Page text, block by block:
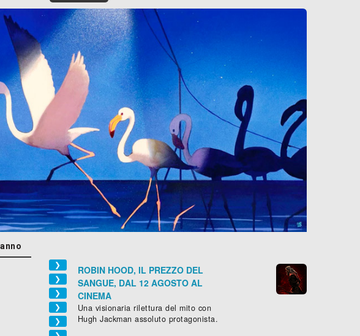
❯
❯
❯
❯
❯
ROBIN HOOD, IL PREZZO DEL
SANGUE, DAL 12 AGOSTO AL
CINEMA
Una visionaria rilettura del mito con
Hugh Jackman assoluto protagonista.